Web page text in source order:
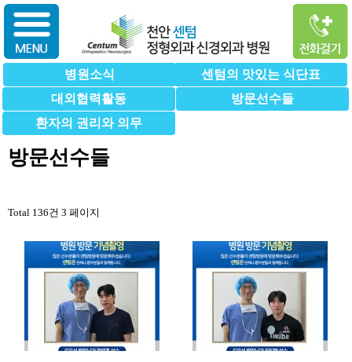
병원소식
센텀의 맛있는 식단표
대외협력활동
방문선수들
환자의 권리와 의무
방문선수들
Total 136건 3 페이지